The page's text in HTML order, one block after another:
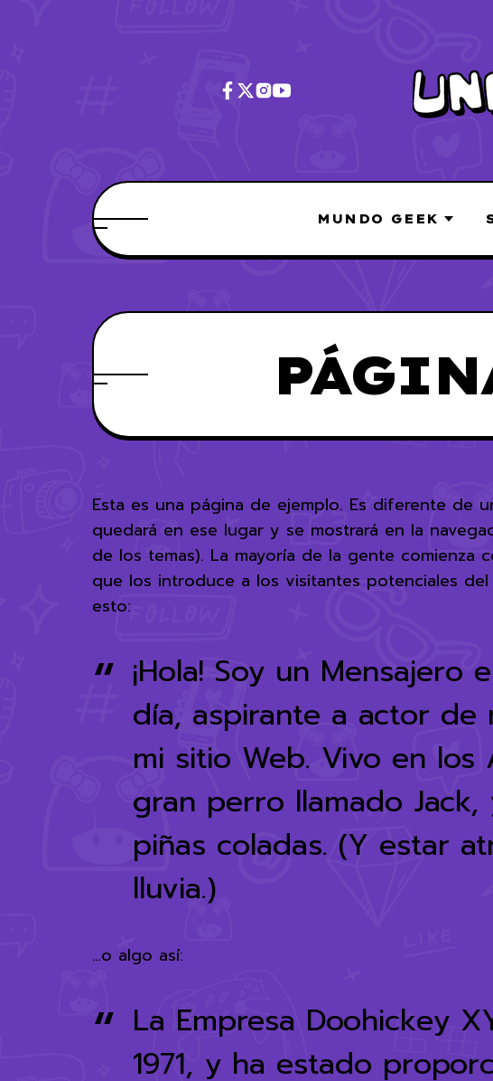
MUNDO GEEK
Esta es una página de ejemplo. Es diferente de
quedará en ese lugar y se mostrará en la
de los temas). La mayoría de la gente comienza
que los introduce a los visitantes potenciales
esto:
¡Hola! Soy un Mensajero
día, aspirante a actor de
mi sitio Web. Vivo en
gran perro llamado
piñas coladas. (Y estar
lluvia.)
…o algo así:
La Empresa Doohickey
1971, y ha estado